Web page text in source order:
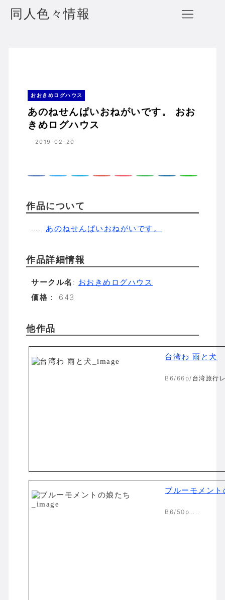
同人色々情報
おおきめログハウス
あのねせんぱいおねがいです。 おお
きめログハウス
2019-02-20
作品について
…… あのねせんぱいおねがいです。
作品詳細情報
サークル名 : おおきめログハウス
価格 ： 643
他作品
台湾わ 雨と犬
B6/66p/台湾旅行
ブルーモメン
B6/50p…..